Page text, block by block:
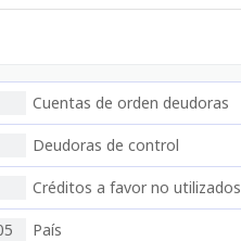
Cuentas de orden deudoras
Deudoras de control
Créditos a favor no utilizados
País